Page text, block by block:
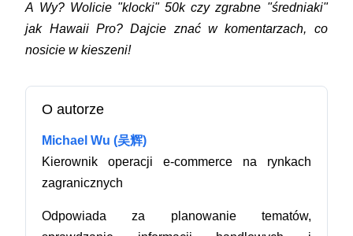
A Wy? Wolicie "klocki" 50k czy zgrabne "średniaki"
jak Hawaii Pro? Dajcie znać w komentarzach, co
nosicie w kieszeni!
O autorze
Michael Wu (吴辉)
Kierownik operacji e-commerce na rynkach
zagranicznych
Odpowiada za planowanie tematów,